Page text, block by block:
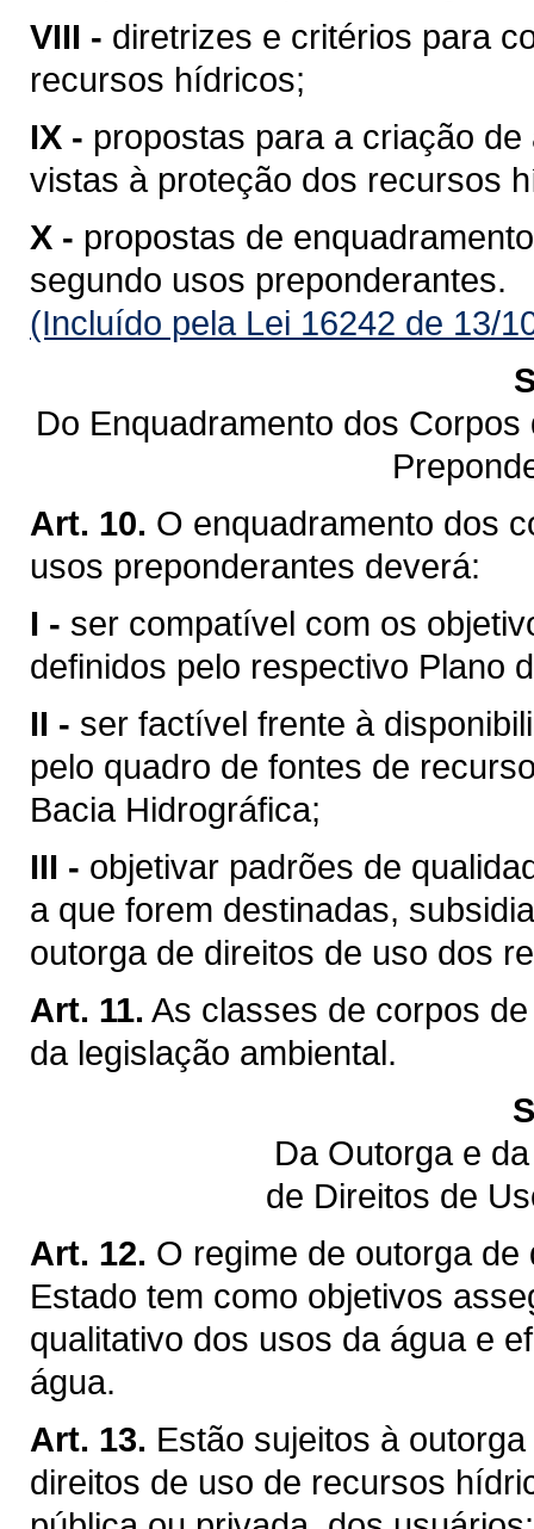
VIII - diretrizes e critérios para
recursos hídricos;
IX - propostas para a criação
vistas à proteção dos recursos
X - propostas de
segundo usos preponderantes.
(Incluído pela Lei 16242 de 13/
Do Enquadramento dos
Art. 10. O enquadramento dos
usos preponderantes deverá:
I - ser compatível com os
definidos pelo respectivo Plano
II - ser factível frente à
pelo quadro de fontes de
Bacia Hidrográfica;
III - objetivar padrões de
a que forem destinadas,
outorga de direitos de uso dos
Art. 11. As classes de corpos
da legislação ambiental.
Da Outorga e
de Direitos de
Art. 12. O regime de outorga
Estado tem como objetivos
qualitativo dos usos da água e
água.
Art. 13. Estão sujeitos à
direitos de uso de recursos